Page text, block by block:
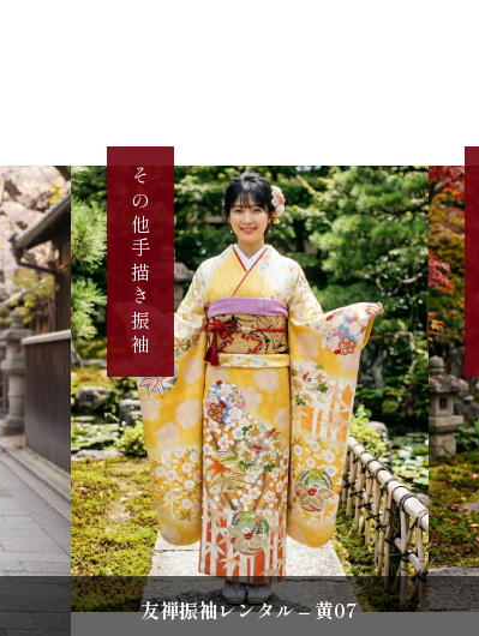
その他手描き振袖
友禅振袖レンタル – 黄07